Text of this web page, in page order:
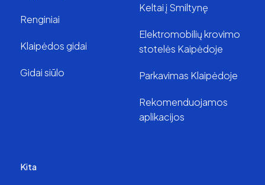
Renginiai
Klaipėdos gidai
Gidai siūlo
Keltai į Smiltynę
Elektromobilių krovimo
stotelės Kaipėdoje
Parkavimas Klaipėdoje
Rekomenduojamos
aplikacijos
Kita